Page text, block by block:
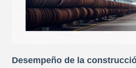
Desempeño de la